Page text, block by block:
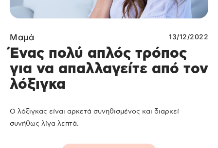
Μαμά 13/12/2022
Ένας πολύ απλός τρόπος
για να απαλλαγείτε από τον
λόξιγκα
Ο λόξιγκας είναι αρκετά συνηθισμένος και διαρκεί
συνήθως λίγα λεπτά.